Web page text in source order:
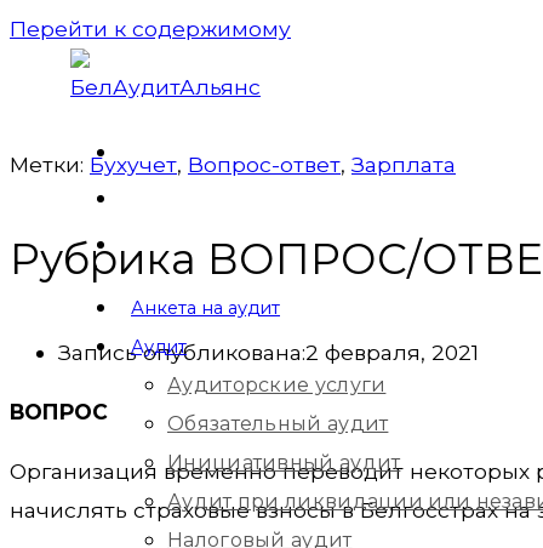
Перейти к содержимому
Анкета на аудит
Аудит
Аудиторские услуги
Обязательный аудит
Инициативный аудит
Аудит при ликвидации или
Налоговый аудит
Метки: Бухучет, Вопрос-ответ, Зарплата
Рубрика ВОПРОС/
Запись опубликована:2 февраля, 2021
ВОПРОС
Организация временно переводит
начислять страховые взносы в Белгосстрах